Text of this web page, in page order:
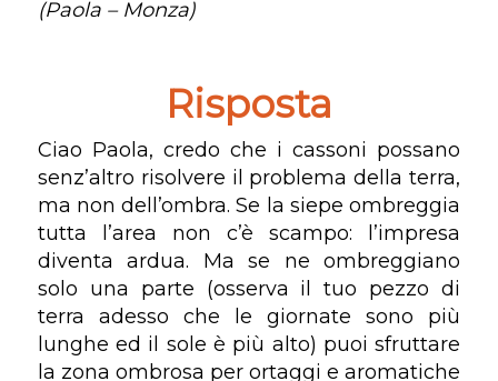
(Paola – Monza)
Risposta
Ciao Paola, credo che i cassoni possano
senz’altro risolvere il problema della terra,
ma non dell’ombra. Se la siepe ombreggia
tutta l’area non c’è scampo: l’impresa
diventa ardua. Ma se ne ombreggiano
solo una parte (osserva il tuo pezzo di
terra adesso che le giornate sono più
lunghe ed il sole è più alto) puoi sfruttare
la zona ombrosa per ortaggi e aromatiche